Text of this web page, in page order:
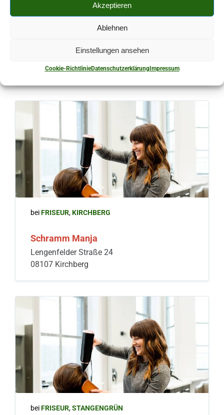
Akzeptieren
Ablehnen
Einstellungen ansehen
Cookie-RichtlinieDatenschutzerklärungImpressum
Hüttl Maren
beiFRISEUR,KIRCHBERG
Schramm Manja
Lengenfelder Straße 24
08107 Kirchberg
beiFRISEUR,STANGENGRÜN